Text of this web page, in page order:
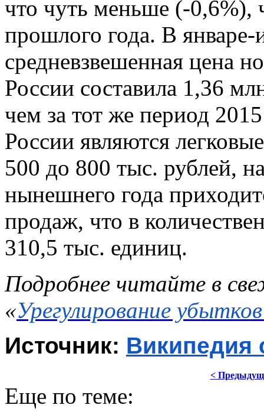
что чуть меньше (-0,6%),
прошлого года. В
средневзвешенная цена
России составила 1,36
чем за тот же период
России являются
500 до 800 тыс. рублей,
нынешнего года
продаж, что в
310,5 тыс. единиц.
Подробнее читайте в
«Урегулирование
Источник: Википедия
<
Еще по теме: